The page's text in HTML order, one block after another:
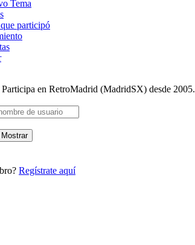
Tema
participó
en RetroMadrid (MadridSX) desde 2005.
Mostrar
Regístrate aquí